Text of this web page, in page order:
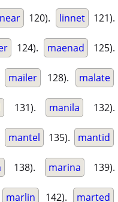
120). linnet 121).
124). maenad 125).
mailer 128). malate
131). manila 132).
mantel 135). mantid
138). marina 139).
marlin 142). marted